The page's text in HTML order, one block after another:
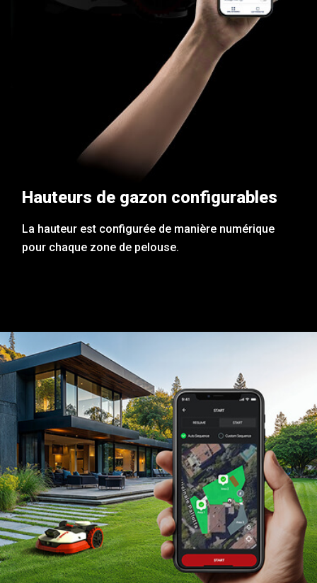
Hauteurs de gazon configurables
La hauteur est configurée de manière numérique
pour chaque zone de pelouse.